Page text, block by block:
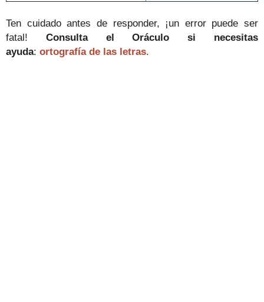
Ten cuidado antes de responder, ¡un error puede ser
fatal! Consulta el Oráculo si necesitas
ayuda: ortografía de las letras.